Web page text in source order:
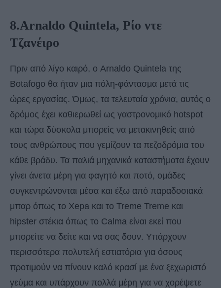
8.Arnaldo Quintela, Ρίο ντε
Τζανέιρο
Πριν από λίγο καιρό, ο Arnaldo Quintela της
Botafogo θα ήταν μια πόλη-φάντασμα μετά τις
ώρες εργασίας. Όμως, τα τελευταία χρόνια, αυτός ο
δρόμος έχει καθιερωθεί ως γαστρονομικό hotspot
και τώρα δύσκολα μπορείς να μετακινηθείς από
τους ανθρώπους που γεμίζουν τα πεζοδρόμια του
κάθε βράδυ. Τα παλιά μηχανικά καταστήματα έχουν
γίνει άνετα μέρη για φαγητό και ποτό, ομάδες
συγκεντρώνονται μέσα και έξω από παραδοσιακά
μπαρ όπως το Xepa και το Treme Treme και
hipster στέκια όπως το Calma είναι εκεί που
μπορείτε να δείτε και να σας δουν. Υπάρχουν
περισσότερα πολυτελή εστιατόρια για όσους
προτιμούν να πίνουν καλό κρασί με ένα ξεχωριστό
γεύμα και υπάρχουν πολλά μέρη για να χορέψετε